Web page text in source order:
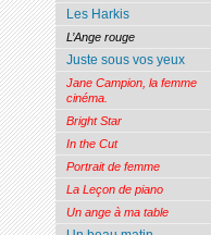
Les Harkis
L’Ange rouge
Juste sous vos yeux
Jane Campion, la femme
cinéma.
Bright Star
In the Cut
Portrait de femme
La Leçon de piano
Un ange à ma table